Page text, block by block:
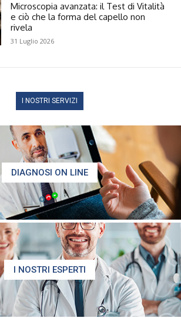
Microscopia avanzata: il Test di Vitalità
e ciò che la forma del capello non
rivela
31 Luglio 2026
I NOSTRI SERVIZI
DIAGNOSI ON LINE
I NOSTRI ESPERTI